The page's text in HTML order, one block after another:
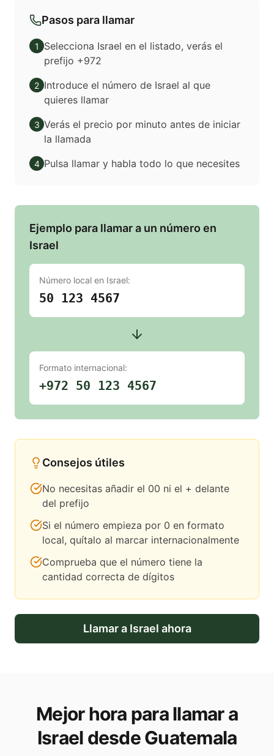
Pasos para llamar
1
Selecciona Israel en el listado, verás el
prefijo +972
2 Introduce el número de Israel al que
quieres llamar
3 Verás el precio por minuto antes de iniciar
la llamada
4 Pulsa llamar y habla todo lo que necesites
Ejemplo para llamar a un número en
Israel
Número local en Israel:
50 123 4567
Formato internacional:
+972 50 123 4567
Consejos útiles
No necesitas añadir el 00 ni el + delante
del prefijo
Si el número empieza por 0 en formato
local, quítalo al marcar internacionalmente
Comprueba que el número tiene la
cantidad correcta de dígitos
Llamar a Israel ahora
Mejor hora para llamar a
Israel desde Guatemala